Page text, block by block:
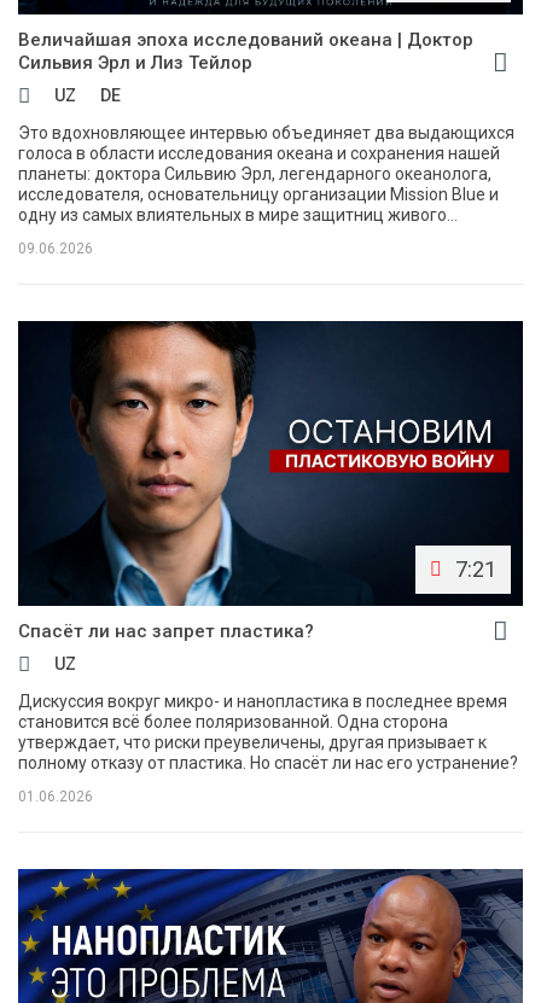
Величайшая эпоха исследований океана | Доктор
Сильвия Эрл и Лиз Тейлор
UZ
DE
Это вдохновляющее интервью объединяет два выдающихся
голоса в области исследования океана и сохранения нашей
планеты: доктора Сильвию Эрл, легендарного океанолога,
исследователя, основательницу организации Mission Blue и
одну из самых влиятельных в мире защитниц живого...
09.06.2026
7:21
Спасёт ли нас запрет пластика?
UZ
Дискуссия вокруг микро- и нанопластика в последнее время
становится всё более поляризованной. Одна сторона
утверждает, что риски преувеличены, другая призывает к
полному отказу от пластика. Но спасёт ли нас его устранение?
01.06.2026